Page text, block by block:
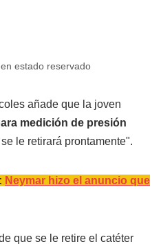
estado reservado
añade que la joven
medición de presión
le retirará prontamente".
Neymar hizo el anuncio que
que se le retire el catéter